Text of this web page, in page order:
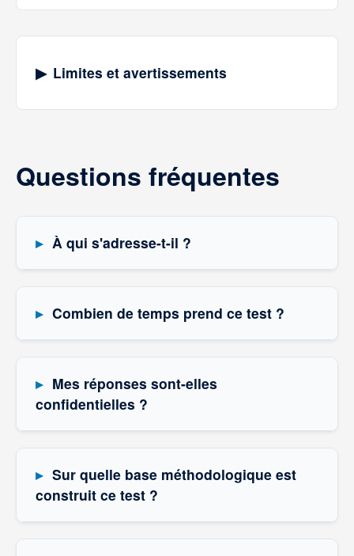
Limites et avertissements
Questions fréquentes
À qui s'adresse-t-il ?
Combien de temps prend ce test ?
Mes réponses sont-elles
confidentielles ?
Sur quelle base méthodologique est
construit ce test ?